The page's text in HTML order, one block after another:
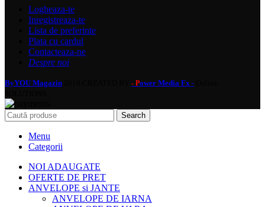
Logheaza-te
Inregistreaza-te
Lista de preferinte
Plata cu cardul
Contacteaza-ne
Despre noi
ByYOU Magazin - Power Media Fx -
Search
Menu
Categorii
NOI ADAUGATE
OFERTE DE PRET
ANVELOPE si JANTE
ANVELOPE DE IARNA